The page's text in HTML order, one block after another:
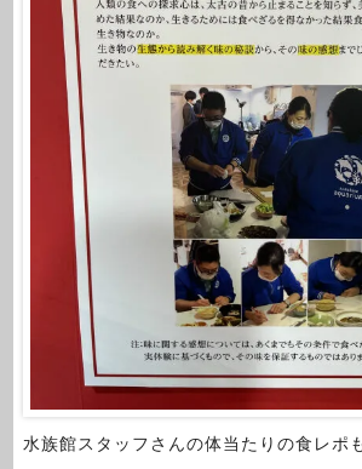
水族館スタッフさんの体当たりの食レポ